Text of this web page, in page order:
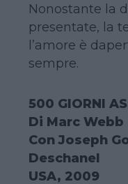
Nonostante la
presentate, la
l’amore è
sempre.
500 GIORNI
Di Marc Webb
Con Joseph
Deschanel
USA, 2009